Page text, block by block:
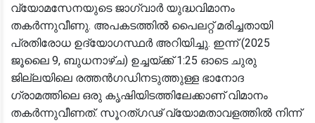
വ്യോമസേനയുടെ ജാഗ്വാർ യുദ്ധവിമാനം
തകർന്നുവീണു. അപകടത്തിൽ പൈലറ്റ് മരിച്ചതായി
പ്രതിരോധ ഉദ്യോഗസ്ഥർ അറിയിച്ചു. ഇന്ന് (2025
ജൂലൈ 9, ബുധനാഴ്ച) ഉച്ചയ്ക്ക് 1:25 ഓടെ ചുരു
ജില്ലയിലെ രത്തൻഗഡിനടുത്തുള്ള ഭാനോദ
ഗ്രാമത്തിലെ ഒരു കൃഷിയിടത്തിലേക്കാണ് വിമാനം
തകർന്നുവീണത്. സൂറത്ഗഢ് വ്യോമതാവളത്തിൽ നിന്ന്